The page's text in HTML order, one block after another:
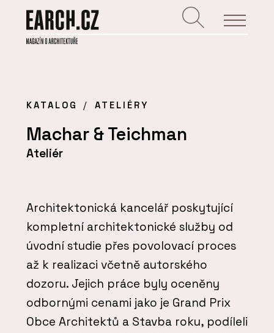
KATALOG ATELIÉRY
Machar & Teichman
Ateliér
Architektonická kancelář poskytující
kompletní architektonické služby od
úvodní studie přes povolovací proces
až k realizaci včetně autorského
dozoru. Jejich práce byly oceněny
odbornými cenami jako je Grand Prix
Obce Architektů a Stavba roku, podíleli